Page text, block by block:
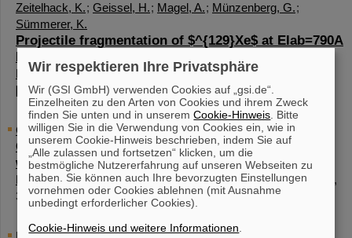
Zeitelhack, K.; Geissel, H.; Magel, A.; Münzenberg, G.;
Sümmerer, K.
Projectile fragmentation of $^{129}Xe$ at Elab=790A
MeV
Physical review / C 58(1 ), 247-255 (1998)
[
10.1103/PhysRevC.58.247]
G Vorobiev, L.; Wollnik, H.;Winkler, M.;G Kalimov, A.
Concepts of a compact achromatic proton gantry
with a wide scanning field
Nuclear instruments & methods in physics research / A 406
),
307 - 310 (1998) [10.1016/S0168-9002(97)01207-2]
Wir respektieren Ihre Privatsphäre
Wir (GSI GmbH) verwenden Cookies auf „gsi.de“.
Einzelheiten zu den Arten von Cookies und ihrem Zweck
finden Sie unten und in unseremCookie-Hinweis . Bitte
willigen Sie in die Verwendung von Cookies ein, wie in
unserem Cookie-Hinweis beschrieben, indem Sie auf
„Alle zulassen und fortsetzen“ klicken, um die
bestmögliche Nutzererfahrung auf unseren Webseiten zu
haben. Sie können auch Ihre bevorzugten Einstellungen
vornehmen oder Cookies ablehnen (mit Ausnahme
unbedingt erforderlicher Cookies).
Cookie-Hinweis und weitere Informationen